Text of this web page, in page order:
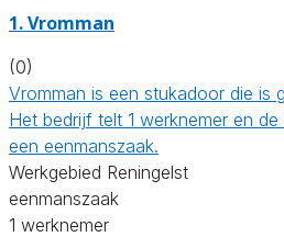
1. Vromman
(0)
Vromman is een stukadoor die is
Het bedrijf telt 1 werknemer en
een eenmanszaak.
Werkgebied Reningelst
eenmanszaak
1 werknemer